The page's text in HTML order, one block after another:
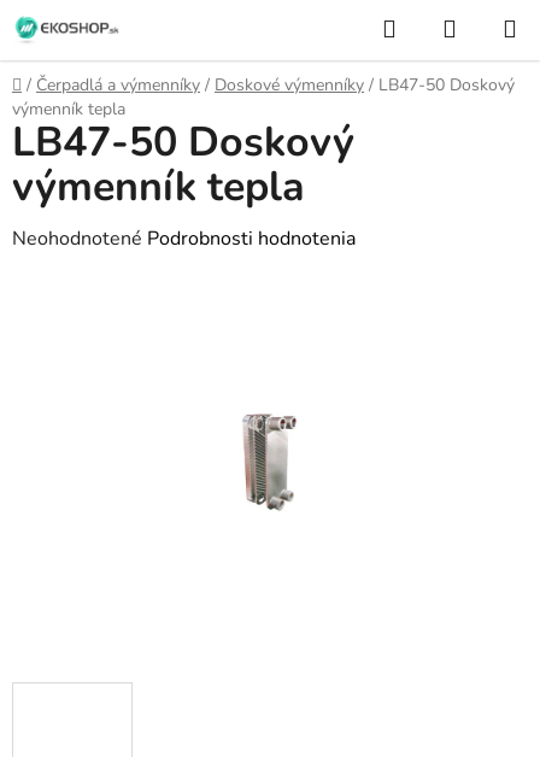
Prejsť
na
obsah
Hľadať
KOŠÍK
Domov
/ Čerpadlá a výmenníky / Doskové výmenníky / LB47-50 Doskový
výmenník tepla
LB47-50 Doskový
výmenník tepla
Priemerné
Neohodnotené Podrobnosti hodnotenia